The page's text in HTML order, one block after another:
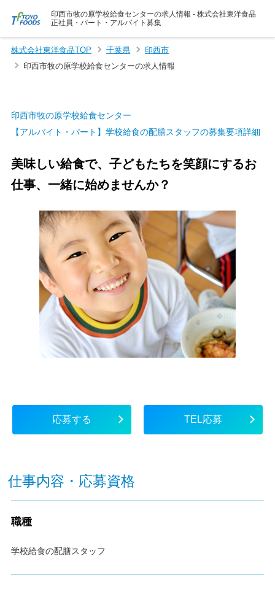
印西市牧の原学校給食センターの求人情報 - 株式会社東洋食品
正社員・パート・アルバイト募集
株式会社東洋食品TOP 千葉県
印西市
印西市牧の原学校給食センターの求人情報
印西市牧の原学校給食センター
【アルバイト・パート】学校給食の配膳スタッフの募集要項詳細
美味しい給食で、子どもたちを笑顔にするお
仕事、一緒に始めませんか？
応募する TEL応募
仕事内容・応募資格
職種
学校給食の配膳スタッフ